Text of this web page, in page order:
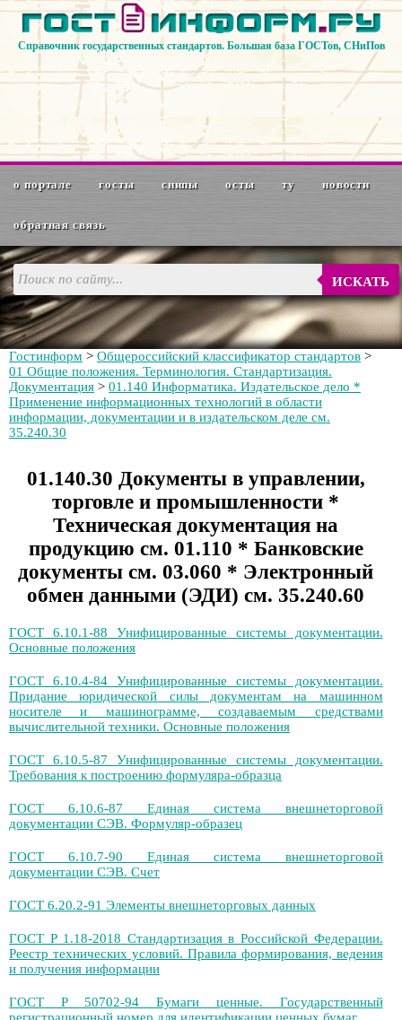
Справочник государственных стандартов. Большая база ГОСТов, СНиПов
о портале госты снипы осты ту новости
обратная связь
ИСКАТЬ
Гостинформ > Общероссийский классификатор стандартов >
01 Общие положения. Терминология. Стандартизация.
Документация > 01.140 Информатика. Издательское дело *
Применение информационных технологий в области
информации, документации и в издательском деле см.
35.240.30
01.140.30 Документы в управлении,
торговле и промышленности *
Техническая документация на
продукцию см. 01.110 * Банковские
документы см. 03.060 * Электронный
обмен данными (ЭДИ) см. 35.240.60
ГОСТ 6.10.1-88 Унифицированные системы документации.
Основные положения
ГОСТ 6.10.4-84 Унифицированные системы документации.
Придание юридической силы документам на машинном
носителе и машинограмме, создаваемым средствами
вычислительной техники. Основные положения
ГОСТ 6.10.5-87 Унифицированные системы документации.
Требования к построению формуляра-образца
ГОСТ 6.10.6-87 Единая система внешнеторговой
документации СЭВ. Формуляр-образец
ГОСТ 6.10.7-90 Единая система внешнеторговой
документации СЭВ. Счет
ГОСТ 6.20.2-91 Элементы внешнеторговых данных
ГОСТ Р 1.18-2018 Стандартизация в Российской Федерации.
Реестр технических условий. Правила формирования, ведения
и получения информации
ГОСТ Р 50702-94 Бумаги ценные. Государственный